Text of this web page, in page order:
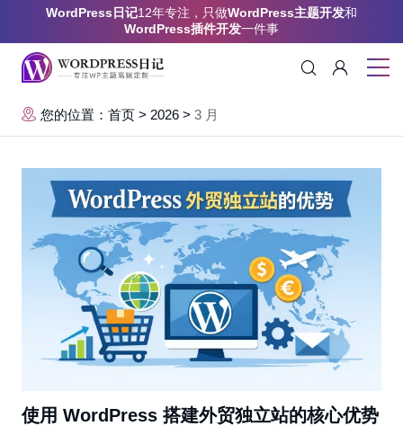
WordPress日记12年专注，只做WordPress主题开发和
WordPress插件开发一件事
您的位置：首页 > 2026 > 3 月
使用 WordPress 搭建外贸独立站的核心优势